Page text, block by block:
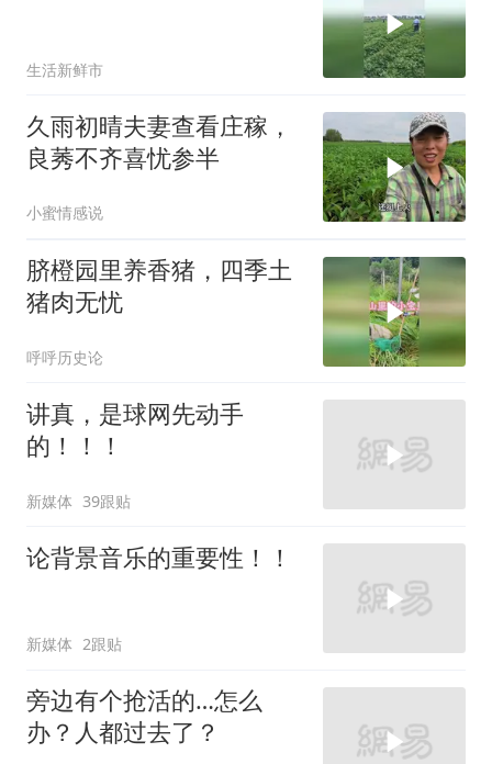
生活新鲜市
久雨初晴夫妻查看庄稼，
良莠不齐喜忧参半
小蜜情感说
脐橙园里养香猪，四季土
猪肉无忧
呼呼历史论
讲真，是球网先动手
的！！！
新媒体 39跟贴
论背景音乐的重要性！！
新媒体 2跟贴
旁边有个抢活的…怎么
办？人都过去了？